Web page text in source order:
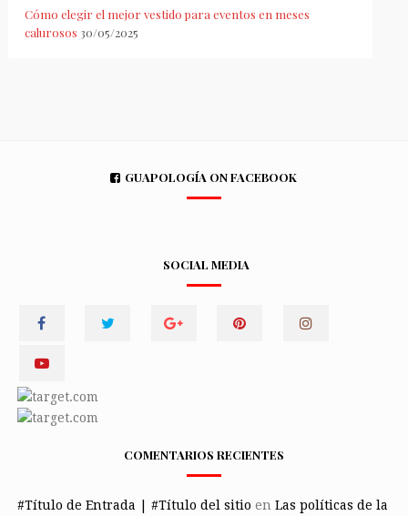
Cómo elegir el mejor vestido para eventos en meses
calurosos 30/05/2025
GUAPOLOGÍA ON FACEBOOK
SOCIAL MEDIA
COMENTARIOS RECIENTES
#Título de Entrada | #Título del sitio en Las políticas de la